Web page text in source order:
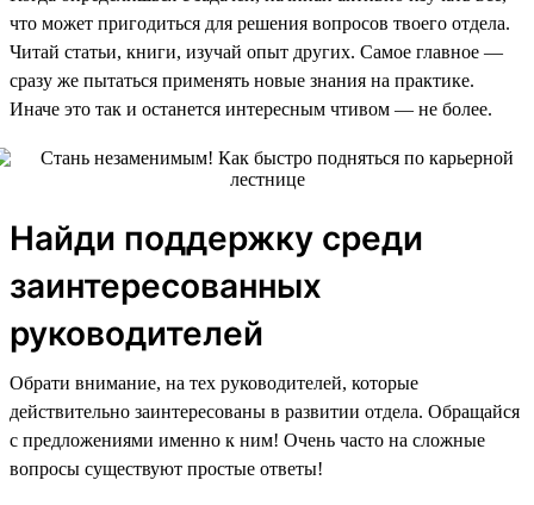
что может пригодиться для решения вопросов твоего отдела.
Читай статьи, книги, изучай опыт других. Самое главное —
сразу же пытаться применять новые знания на практике.
Иначе это так и останется интересным чтивом — не более.
Найди поддержку среди
заинтересованных
руководителей
Обрати внимание, на тех руководителей, которые
действительно заинтересованы в развитии отдела. Обращайся
с предложениями именно к ним! Очень часто на сложные
вопросы существуют простые ответы!